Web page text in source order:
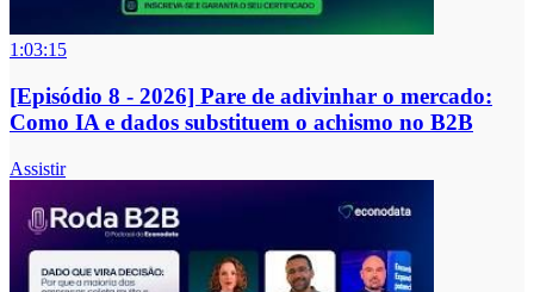
1:03:15
[Episódio 8 - 2026] Pare de adivinhar o mercado:
Como IA e dados substituem o achismo no B2B
Assistir